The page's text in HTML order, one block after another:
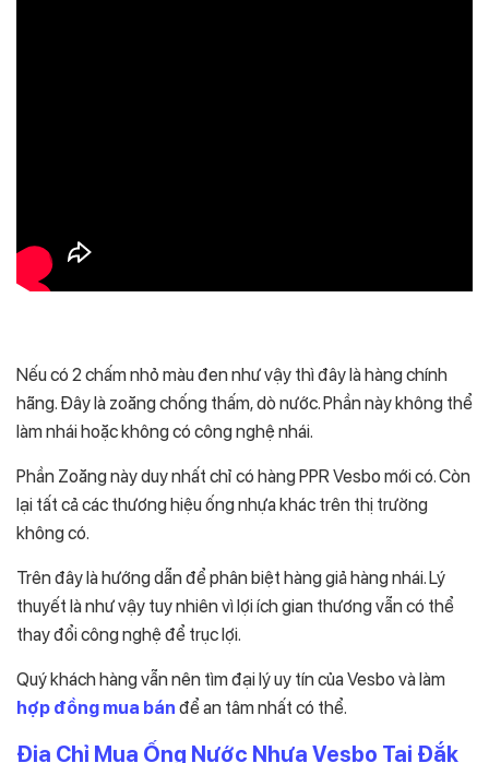
Nếu có 2 chấm nhỏ màu đen như vậy thì đây là hàng chính
hãng. Đây là zoăng chống thấm, dò nước. Phần này không thể
làm nhái hoặc không có công nghệ nhái.
Phần Zoăng này duy nhất chỉ có hàng PPR Vesbo mới có. Còn
lại tất cả các thương hiệu ống nhựa khác trên thị trường
không có.
Trên đây là hướng dẫn để phân biệt hàng giả hàng nhái. Lý
thuyết là như vậy tuy nhiên vì lợi ích gian thương vẫn có thể
thay đổi công nghệ để trục lợi.
Quý khách hàng vẫn nên tìm đại lý uy tín của Vesbo và làm
hợp đồng mua bán để an tâm nhất có thể.
Địa Chỉ Mua Ống Nước Nhựa Vesbo Tại Đắk